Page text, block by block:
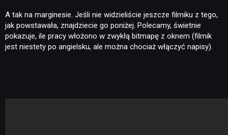
A tak na marginesie. Jeśli nie widzieliście jeszcze filmiku z tego,
jak powstawała, znajdziecie go poniżej. Polecamy, świetnie
pokazuje, ile pracy włożono w zwykłą bitmapę z oknem (filmik
jest niestety po angielsku, ale można chociaż włączyć napisy).